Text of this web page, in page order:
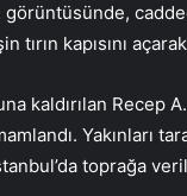
görüntüsünde,
kapısını
kaldırılan Recep
Yakınları
toprağa